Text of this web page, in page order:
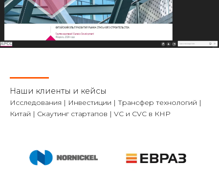
Наши клиенты и кейсы
Исследования | Инвестиции | Трансфер технологий |
Китай | Скаутинг стартапов | VC и CVC в КНР